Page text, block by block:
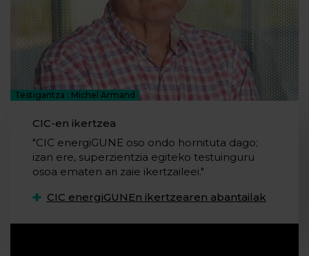
Testigantza : Michel Armand
CIC-en ikertzea
"CIC energiGUNE oso ondo hornituta dago;
izan ere, superzientzia egiteko testuinguru
osoa ematen ari zaie ikertzaileei."
CIC energiGUNEn ikertzearen abantailak